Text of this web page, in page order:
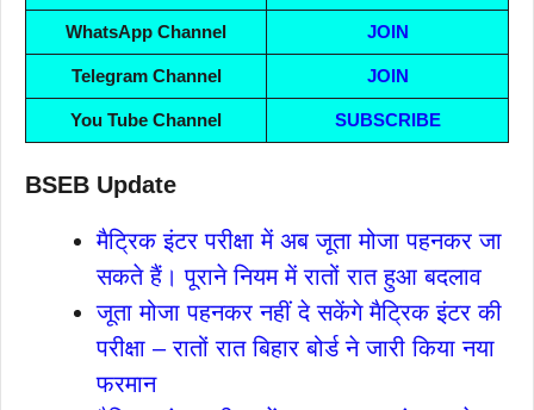
WhatsApp Channel JOIN
Telegram Channel JOIN
You Tube Channel SUBSCRIBE
BSEB Update
मैट्रिक इंटर परीक्षा में अब जूता मोजा पहनकर जा
सकते हैं। पूराने नियम में रातों रात हुआ बदलाव
जूता मोजा पहनकर नहीं दे सकेंगे मैट्रिक इंटर की
परीक्षा – रातों रात बिहार बोर्ड ने जारी किया नया
फरमान